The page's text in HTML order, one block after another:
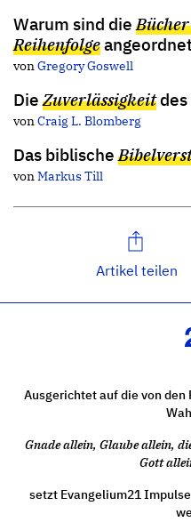
Warum sind die
Reihenfolge
vonGregory Goswell
DieZuverlässigkeitdes
vonCraig L. Blomberg
Das biblische
vonMarkus Till
Artikel teilen
Ausgerichtet auf die von
Gnade allein, Glaube allein,
Gott
setzt Evangelium21